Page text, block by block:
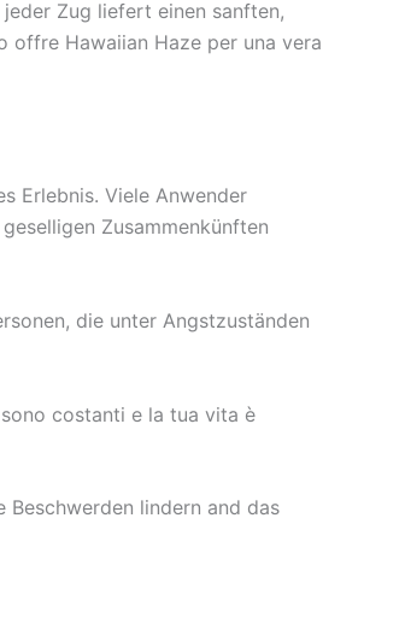
Zug liefert einen sanften,
offre Hawaiian Haze per una vera
Erlebnis. Viele Anwender
Zusammenkünften
die unter Angstzuständen
costanti e la tua vita è
Beschwerden lindern and das